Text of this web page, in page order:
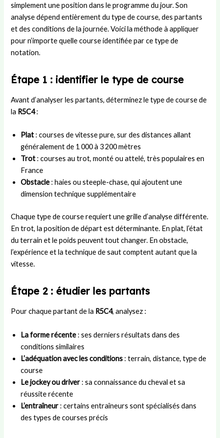
simplement une position dans le programme du jour. Son
analyse dépend entièrement du type de course, des partants
et des conditions de la journée. Voici la méthode à appliquer
pour n’importe quelle course identifiée par ce type de
notation.
Étape 1 : identifier le type de course
Avant d’analyser les partants, déterminez le type de course de
la R5C4:
Plat : courses de vitesse pure, sur des distances allant
généralement de 1 000 à 3 200 mètres
Trot : courses au trot, monté ou attelé, très populaires en
France
Obstacle : haies ou steeple-chase, qui ajoutent une
dimension technique supplémentaire
Chaque type de course requiert une grille d’analyse différente.
En trot, la position de départ est déterminante. En plat, l’état
du terrain et le poids peuvent tout changer. En obstacle,
l’expérience et la technique de saut comptent autant que la
vitesse.
Étape 2 : étudier les partants
Pour chaque partant de la R5C4, analysez :
La forme récente : ses derniers résultats dans des
conditions similaires
L’adéquation avec les conditions : terrain, distance, type de
course
Le jockey ou driver : sa connaissance du cheval et sa
réussite récente
L’entraîneur : certains entraîneurs sont spécialisés dans
des types de courses précis